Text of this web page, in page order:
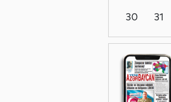
Siyasət
30
31